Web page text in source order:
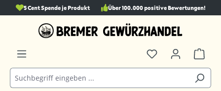
springen
5 Cent Spende je Produkt Über 100.000 positive Bewertungen!